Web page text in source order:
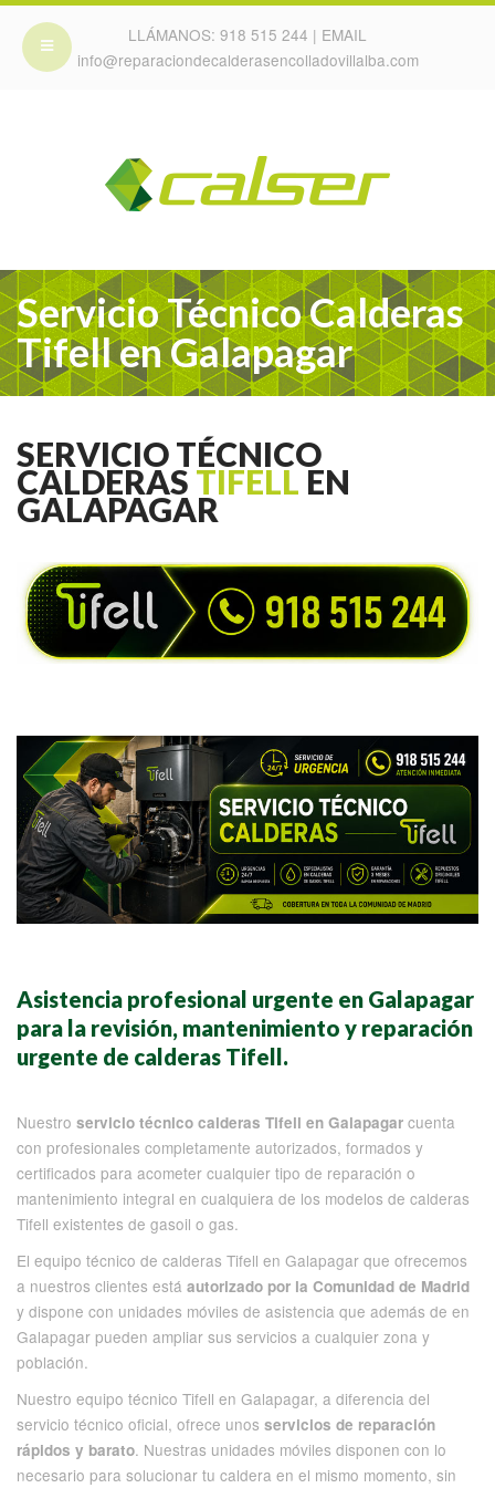
LLÁMANOS: 918 515 244 | EMAIL
info@reparaciondecalderasencolladovillalba.com
Servicio Técnico Calderas
Tifell en Galapagar
SERVICIO TÉCNICO
CALDERAS TIFELL EN
GALAPAGAR
Asistencia profesional urgente en Galapagar
para la revisión, mantenimiento y reparación
urgente de calderas Tifell.
Nuestro servicio técnico calderas Tifell en Galapagar cuenta
con profesionales completamente autorizados, formados y
certificados para acometer cualquier tipo de reparación o
mantenimiento integral en cualquiera de los modelos de calderas
Tifell existentes de gasoil o gas.
El equipo técnico de calderas Tifell en Galapagar que ofrecemos
a nuestros clientes está autorizado por la Comunidad de Madrid
y dispone con unidades móviles de asistencia que además de en
Galapagar pueden ampliar sus servicios a cualquier zona y
población.
Nuestro equipo técnico Tifell en Galapagar, a diferencia del
servicio técnico oficial, ofrece unos servicios de reparación
rápidos y barato. Nuestras unidades móviles disponen con lo
necesario para solucionar tu caldera en el mismo momento, sin